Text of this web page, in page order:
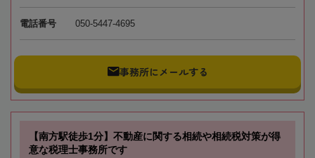
電話番号 050-5447-4695
事務所にメールする
【南方駅徒歩1分】不動産に関する相続や相続税対策が得
意な税理士事務所です